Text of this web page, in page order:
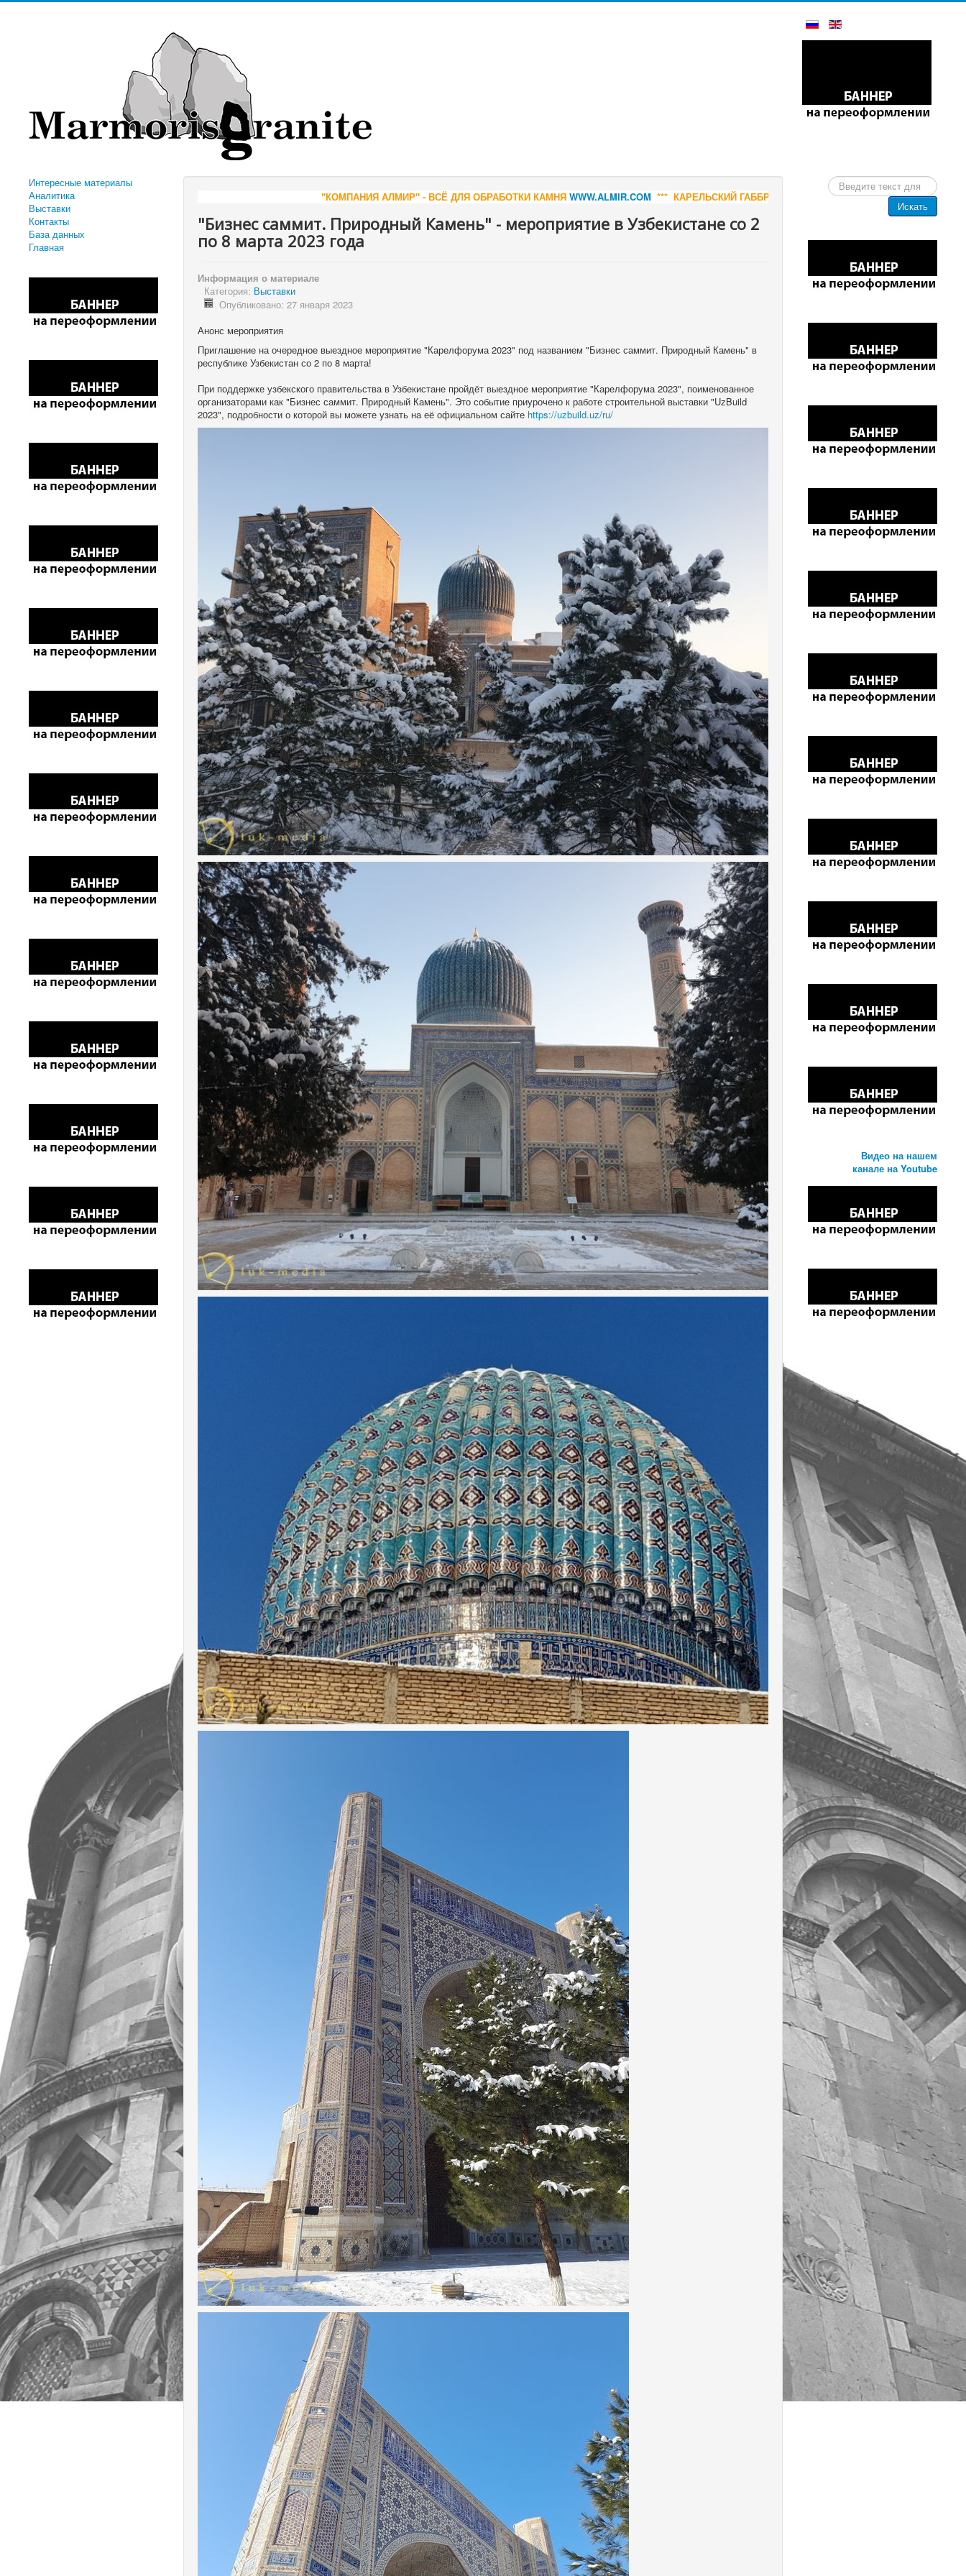
Интересные материалы
Аналитика
Выставки
Контакты
База данных
Главная
"КОМПАНИЯ АЛМИР" - ВСЁ ДЛЯ ОБРАБОТКИ КАМНЯWWW.ALMIR.COM*** КАРЕЛЬСКИЙ ГАББРО-ДИАБАЗ - СЛЭБЫ И РАСПИЛ, РИТУАЛЬНАЯ ПРОДУКЦИЯ ОТ
"Бизнес саммит. Природный Камень" - мероприятие в Узбекистане со 2
по 8 марта 2023 года
Информация о материале
Категория: Выставки
Опубликовано: 27 января 2023
Анонс мероприятия
Приглашение на очередное выездное мероприятие "Карелфорума 2023" под названием "Бизнес саммит. Природный Камень" в
республике Узбекистан со 2 по 8 марта!
При поддержке узбекского правительства в Узбекистане пройдёт выездное мероприятие "Карелфорума 2023", поименованное
организаторами как "Бизнес саммит. Природный Камень". Это событие приурочено к работе строительной выставки "UzBuild
2023", подробности о которой вы можете узнать на её официальном сайте https://uzbuild.uz/ru/
Искать...
Искать
Видео на нашем
канале на Youtube